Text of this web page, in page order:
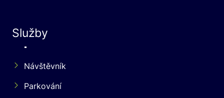
Služby
Návštěvník
Parkování